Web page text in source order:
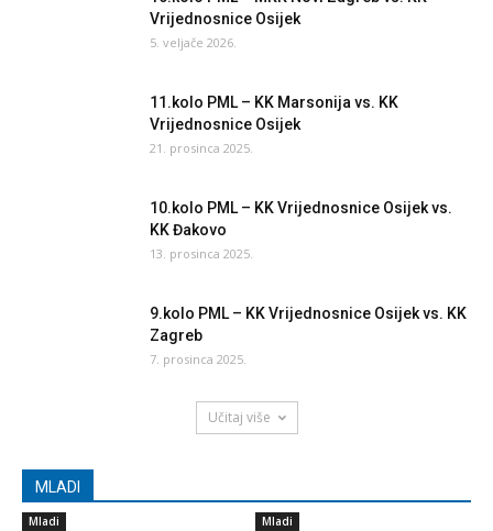
Vrijednosnice Osijek
5. veljače 2026.
11.kolo PML – KK Marsonija vs. KK
Vrijednosnice Osijek
21. prosinca 2025.
10.kolo PML – KK Vrijednosnice Osijek vs.
KK Đakovo
13. prosinca 2025.
9.kolo PML – KK Vrijednosnice Osijek vs. KK
Zagreb
7. prosinca 2025.
Učitaj više
MLADI
Mladi Mladi